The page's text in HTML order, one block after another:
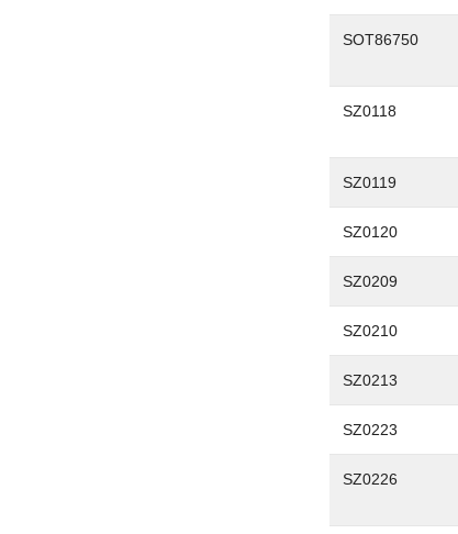
SOT86750
SZ0118
SZ0119
SZ0120
SZ0209
SZ0210
SZ0213
SZ0223
SZ0226